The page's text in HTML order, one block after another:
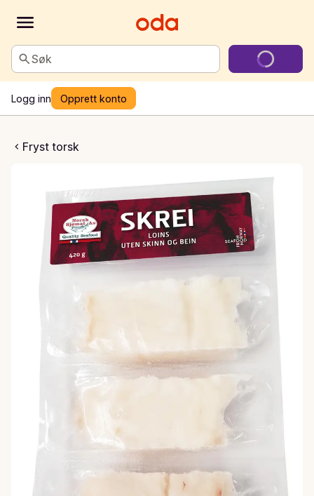
Søk
Logg inn Opprett konto
Fryst torsk
uten skinn